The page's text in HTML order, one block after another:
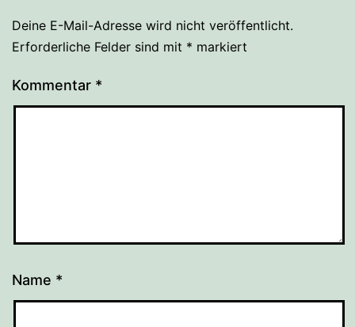
Deine E-Mail-Adresse wird nicht veröffentlicht.
Erforderliche Felder sind mit * markiert
Kommentar *
Name *